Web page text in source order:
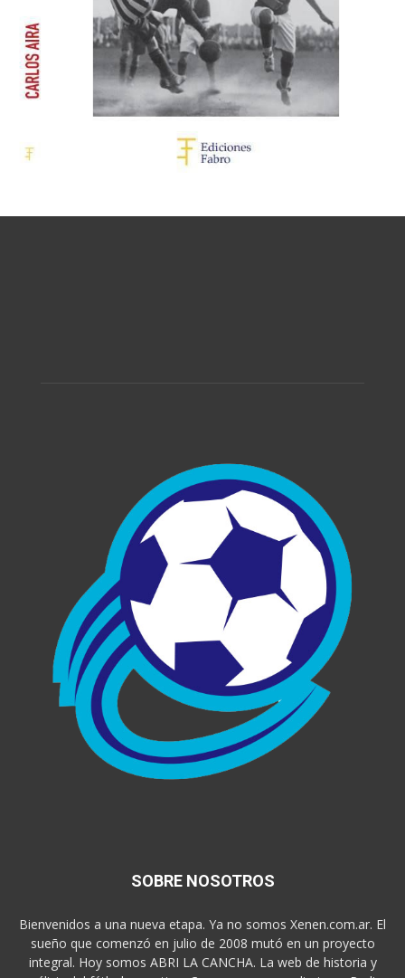
SOBRE NOSOTROS
Bienvenidos a una nueva etapa. Ya no somos Xenen.com.ar. El
sueño que comenzó en julio de 2008 mutó en un proyecto
integral. Hoy somos ABRI LA CANCHA. La web de historia y